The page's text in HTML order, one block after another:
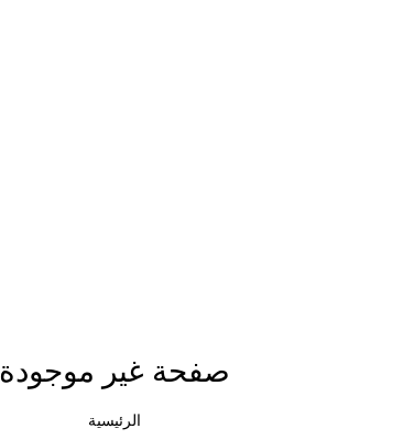
صفحة غير موجودة
الرئيسية